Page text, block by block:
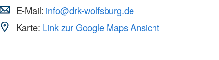
E-Mail: info@drk-wolfsburg.de
Karte: Link zur Google Maps Ansicht